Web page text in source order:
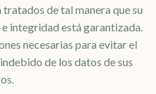
de tal manera que su
integridad está garantizada.
necesarias para evitar el
de los datos de sus